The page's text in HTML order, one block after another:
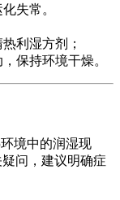
失常。
利湿方剂；
保持环境干燥。
境中的润湿现
问，建议明确症